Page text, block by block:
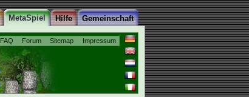
FAQ Forum Sitemap Impressum
Gemeinschaft
Hilfe
MetaSpiel